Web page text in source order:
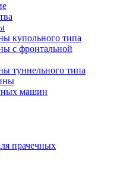
купольного типа
с фронтальной
туннельного типа
машин
прачечных